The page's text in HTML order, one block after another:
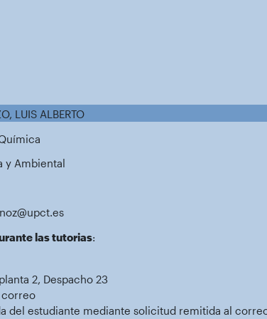
LUIS ALBERTO
y Ambiental
las tutorias:
2, Despacho 23
del estudiante mediante solicitud remitida al